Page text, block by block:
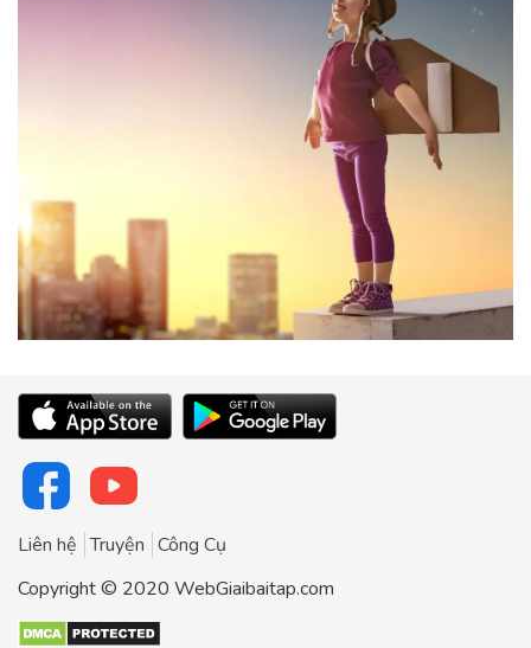
Liên hệ Truyện Công Cụ
Copyright © 2020 WebGiaibaitap.com